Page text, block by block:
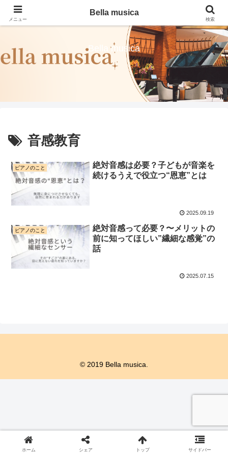
Bella musica
音感教育
ピアノのこと
絶対音感は必要？子どもが音楽を
続けるうえで役立つ“恩恵”とは
2025.09.19
ピアノのこと
絶対音感って必要？〜メリットの
前に知ってほしい”繊細な感覚”の
話
2025.07.15
© 2019 Bella musica.
メニュー
Bella musica
検索
ホーム シェア トップ サイドバー